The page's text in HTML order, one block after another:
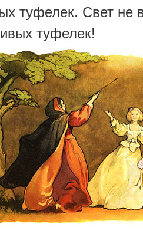
туфелек. Свет не
туфелек!